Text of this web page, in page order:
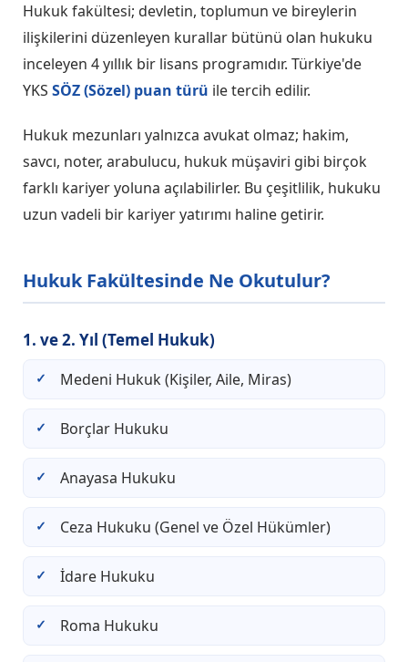
Hukuk fakültesi; devletin, toplumun ve bireylerin
ilişkilerini düzenleyen kurallar bütünü olan hukuku
inceleyen 4 yıllık bir lisans programıdır. Türkiye'de
YKS SÖZ (Sözel) puan türü ile tercih edilir.
Hukuk mezunları yalnızca avukat olmaz; hakim,
savcı, noter, arabulucu, hukuk müşaviri gibi birçok
farklı kariyer yoluna açılabilirler. Bu çeşitlilik, hukuku
uzun vadeli bir kariyer yatırımı haline getirir.
Hukuk Fakültesinde Ne Okutulur?
1. ve 2. Yıl (Temel Hukuk)
Medeni Hukuk (Kişiler, Aile, Miras)
Borçlar Hukuku
Anayasa Hukuku
Ceza Hukuku (Genel ve Özel Hükümler)
İdare Hukuku
Roma Hukuku